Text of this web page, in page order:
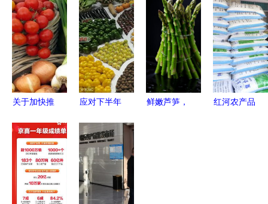
选 打造琼
岛农业“金
字招牌”
政策补贴下
的机遇与实
践
必学！让农
产品大放异
彩的摄影小
技巧
产品如何成
为县域经济
增长新引擎
关于加快推
优质农产品
品牌建设的
意见
应对下半年
压力，筑牢
粮食安全压
舱石
鲜嫩芦笋，
红河农产品